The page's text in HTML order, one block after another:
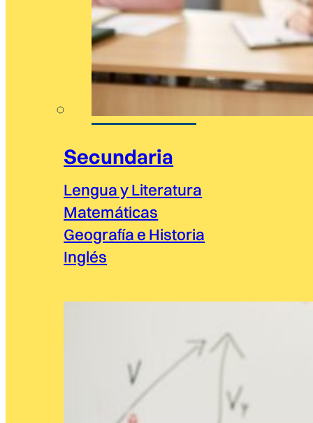
Secundaria
Lengua y Literatura
Matemáticas
Geografía e Historia
Inglés